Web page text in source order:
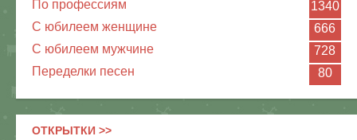
По профессиям
1340
С юбилеем женщине
666
С юбилеем мужчине
728
Переделки песен
80
ОТКРЫТКИ >>